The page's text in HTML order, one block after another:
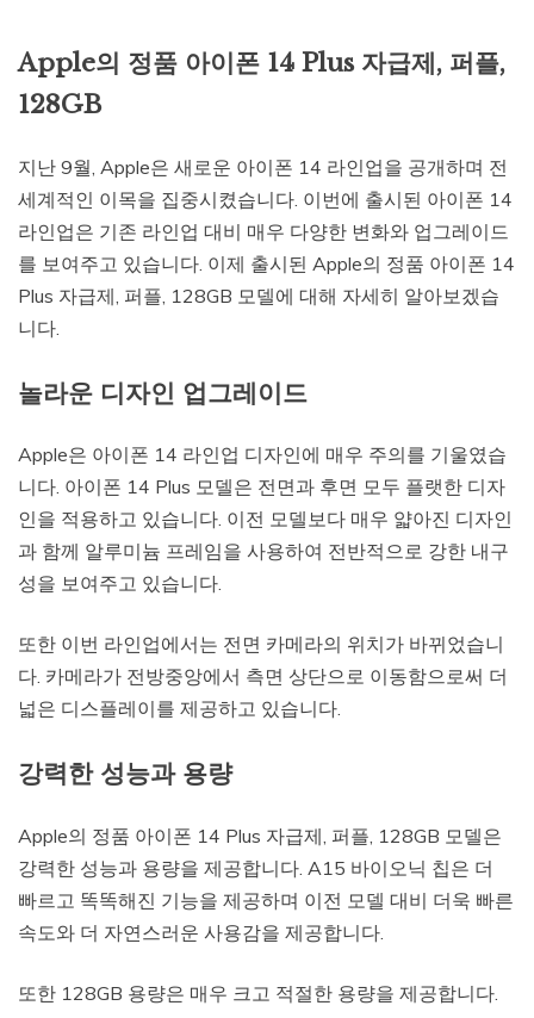
Apple의 정품 아이폰 14 Plus 자급제, 퍼플,
128GB
지난 9월, Apple은 새로운 아이폰 14 라인업을 공개하며 전
세계적인 이목을 집중시켰습니다. 이번에 출시된 아이폰 14
라인업은 기존 라인업 대비 매우 다양한 변화와 업그레이드
를 보여주고 있습니다. 이제 출시된 Apple의 정품 아이폰 14
Plus 자급제, 퍼플, 128GB 모델에 대해 자세히 알아보겠습
니다.
놀라운 디자인 업그레이드
Apple은 아이폰 14 라인업 디자인에 매우 주의를 기울였습
니다. 아이폰 14 Plus 모델은 전면과 후면 모두 플랫한 디자
인을 적용하고 있습니다. 이전 모델보다 매우 얇아진 디자인
과 함께 알루미늄 프레임을 사용하여 전반적으로 강한 내구
성을 보여주고 있습니다.
또한 이번 라인업에서는 전면 카메라의 위치가 바뀌었습니
다. 카메라가 전방중앙에서 측면 상단으로 이동함으로써 더
넓은 디스플레이를 제공하고 있습니다.
강력한 성능과 용량
Apple의 정품 아이폰 14 Plus 자급제, 퍼플, 128GB 모델은
강력한 성능과 용량을 제공합니다. A15 바이오닉 칩은 더
빠르고 똑똑해진 기능을 제공하며 이전 모델 대비 더욱 빠른
속도와 더 자연스러운 사용감을 제공합니다.
또한 128GB 용량은 매우 크고 적절한 용량을 제공합니다.